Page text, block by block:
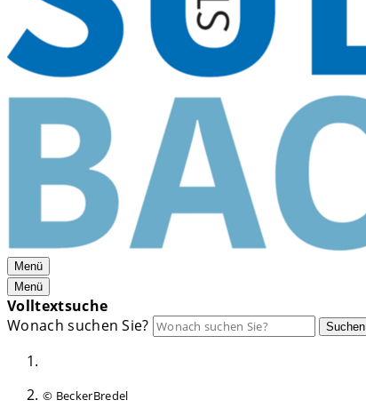
Menü
Menü
Volltextsuche
Wonach suchen Sie?
Suchen
© BeckerBredel